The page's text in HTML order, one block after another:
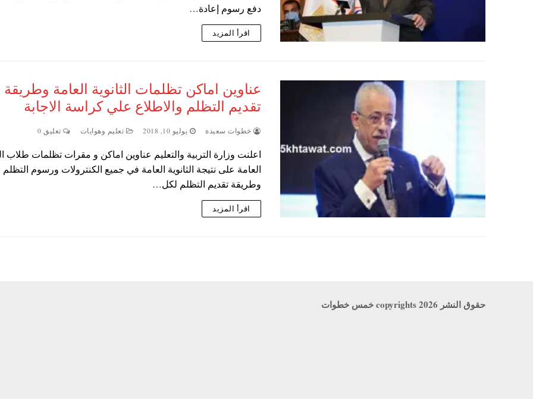
دفع رسوم إعادة…
اقرأ المزيد
عناوين اماكن تظلمات الثانوية العامة وطريقة
تقديم التظلم والاطلاع علي كراسة الاجابة
خطوات سعيدة يوليو 10, 2018 تعليم وهوايات تعليق 0
اعلنت وزارة التربية والتعليم عناوين اماكن و مقرات تظلمات طلاب
العامة على نتيجة الثانوية العامة في جميع الكنترولات ورسوم التظلم
وطريقة تقديم التظلم لكل…
اقرأ المزيد
حقوق النشر copyrights 2026 خمس خطوات